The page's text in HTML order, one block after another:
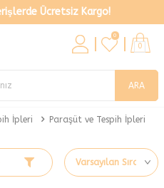
Ücretsiz Kargo!
ARA
0
0
İpleri Paraşüt ve Tespih İpleri